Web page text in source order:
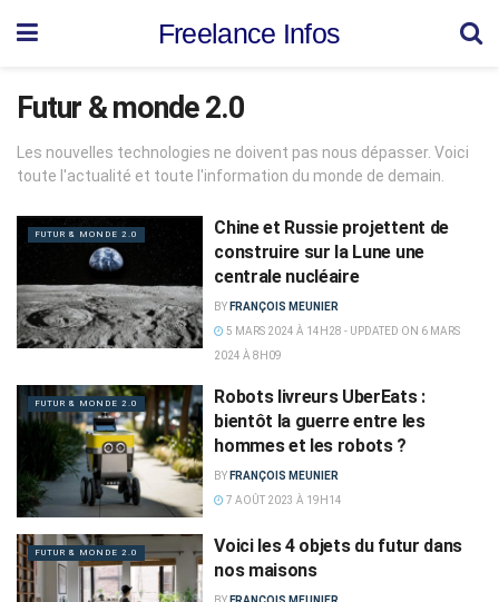
Freelance Infos
Futur & monde 2.0
Les nouvelles technologies ne doivent pas nous dépasser. Voici
toute l'actualité et toute l'information du monde de demain.
FUTUR & MONDE 2.0
Chine et Russie projettent de
construire sur la Lune une
centrale nucléaire
BY FRANÇOIS MEUNIER
5 MARS 2024 À 14H28 - UPDATED ON 6 MARS
2024 À 8H09
FUTUR & MONDE 2.0
Robots livreurs UberEats :
bientôt la guerre entre les
hommes et les robots ?
BY FRANÇOIS MEUNIER
7 AOÛT 2023 À 19H14
FUTUR & MONDE 2.0
Voici les 4 objets du futur dans
nos maisons